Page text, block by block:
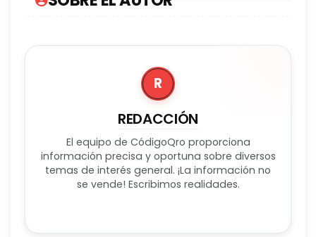
R
REDACCIÓN
El equipo de CódigoQro proporciona
información precisa y oportuna sobre diversos
temas de interés general. ¡La información no
se vende! Escribimos realidades.